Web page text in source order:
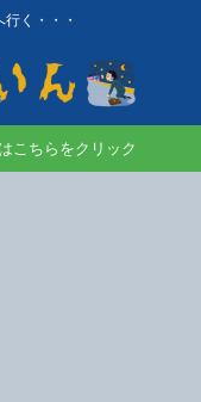
く・・・
こちらをクリック